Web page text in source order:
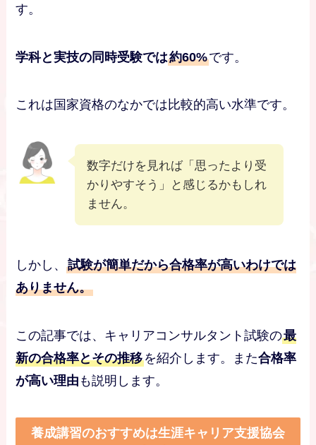
す。
学科と実技の同時受験では約60%です。
これは国家資格のなかでは比較的高い水準です。
数字だけを見れば「思ったより受
かりやすそう」と感じるかもしれ
ません。
しかし、試験が簡単だから合格率が高いわけでは
ありません。
この記事では、キャリアコンサルタント試験の最
新の合格率とその推移を紹介します。また合格率
が高い理由 も説明します。
養成講習のおすすめは生涯キャリア支援協会